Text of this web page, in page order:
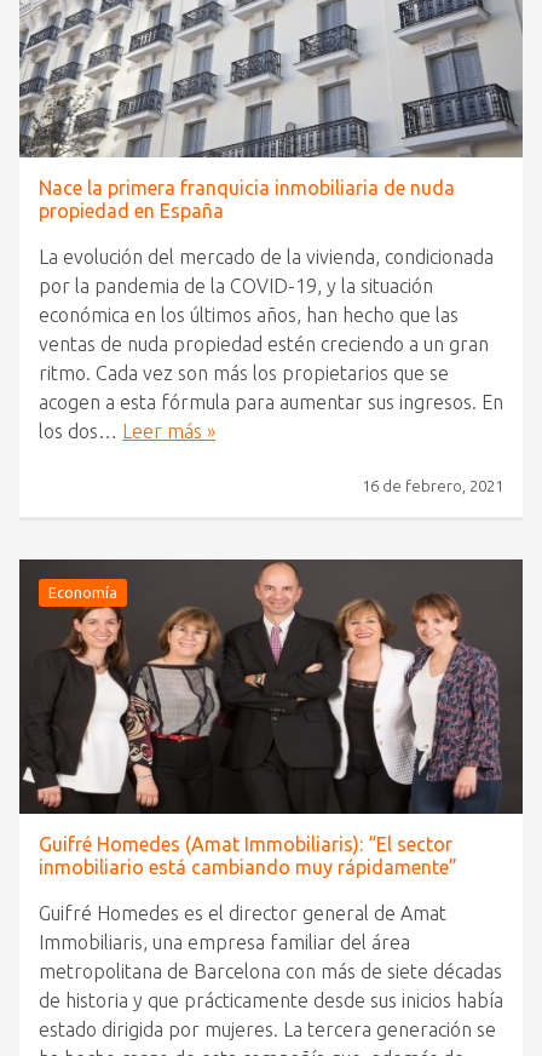
Nace la primera franquicia inmobiliaria de nuda
propiedad en España
La evolución del mercado de la vivienda, condicionada
por la pandemia de la COVID-19, y la situación
económica en los últimos años, han hecho que las
ventas de nuda propiedad estén creciendo a un gran
ritmo. Cada vez son más los propietarios que se
acogen a esta fórmula para aumentar sus ingresos. En
los dos… Leer más »
16 de febrero, 2021
Economía
Guifré Homedes (Amat Immobiliaris): “El sector
inmobiliario está cambiando muy rápidamente”
Guifré Homedes es el director general de Amat
Immobiliaris, una empresa familiar del área
metropolitana de Barcelona con más de siete décadas
de historia y que prácticamente desde sus inicios había
estado dirigida por mujeres. La tercera generación se